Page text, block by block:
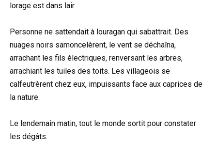
lorage est dans lair
Personne ne sattendait à louragan qui sabattrait. Des
nuages noirs samoncelèrent, le vent se déchaîna,
arrachant les fils électriques, renversant les arbres,
arrachiant les tuiles des toits. Les villageois se
calfeutrèrent chez eux, impuissants face aux caprices de
la nature.
Le lendemain matin, tout le monde sortit pour constater
les dégâts.